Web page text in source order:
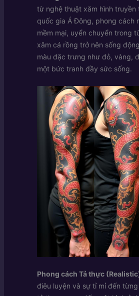
từ nghệ thuật xăm hình truyền
quốc gia Á Đông, phong cách
mềm mại, uyển chuyển trong
xăm cá rồng trở nên sống
màu đặc trưng như đỏ, vàng,
một bức tranh đầy sức sống.
Phong cách Tả thực
điêu luyện và sự tỉ mỉ đến